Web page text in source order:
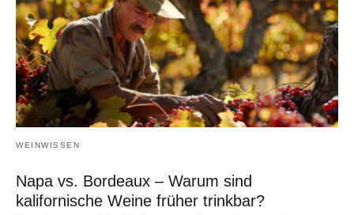
WEINWISSEN
Napa vs. Bordeaux – Warum sind
kalifornische Weine früher trinkbar?